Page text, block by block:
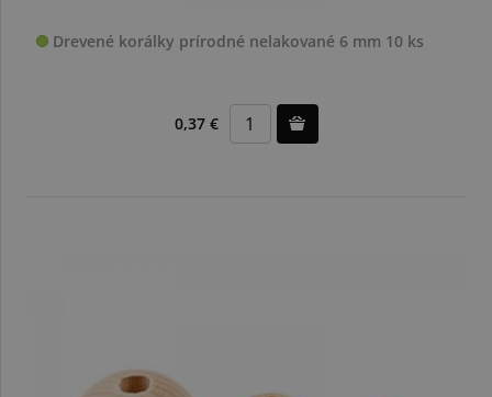
Drevené korálky prírodné nelakované 6 mm 10 ks
0,37 €